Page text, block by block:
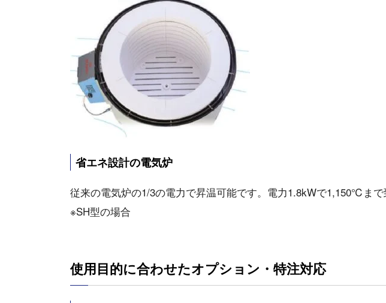
省エネ設計の電気炉
従来の電気炉の1/3の電力で昇温可能です。電力1.8kWで1,150℃まで
※SH型の場合
使用目的に合わせたオプション・特注対応